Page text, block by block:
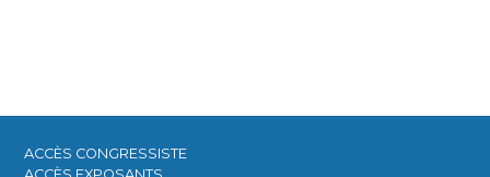
ACCÈS CONGRESSISTE​